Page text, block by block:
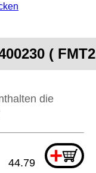
(
die
+
44.79